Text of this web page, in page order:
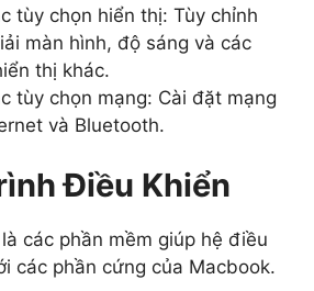
tùy chọn hiển thị: Tùy chỉnh
màn hình, độ sáng và các
thị khác.
tùy chọn mạng: Cài đặt mạng
và Bluetooth.
Điều Khiển
các phần mềm giúp hệ điều
các phần cứng của Macbook.